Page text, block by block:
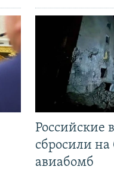
Российские
сбросили
авиабомб